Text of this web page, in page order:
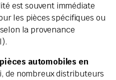
est souvent immédiate
les pièces spécifiques ou
la provenance
automobiles en
de nombreux distributeurs